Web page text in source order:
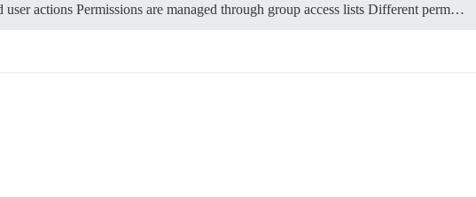
actions Permissions are managed through group access lists Different perm…